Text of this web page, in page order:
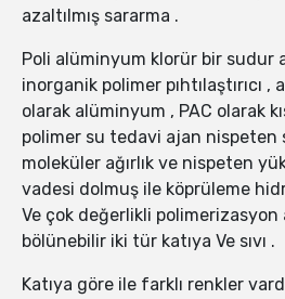
azaltılmış sararma .
Poli alüminyum klorür bir sudur
inorganik polimer pıhtılaştırıcı ,
olarak alüminyum , PAC olarak
polimer su tedavi ajan nispeten
moleküler ağırlık ve nispeten
vadesi dolmuş ile köprüleme
Ve çok değerlikli
bölünebilir iki tür katıya Ve sıvı .
Katıya göre ile farklı renkler